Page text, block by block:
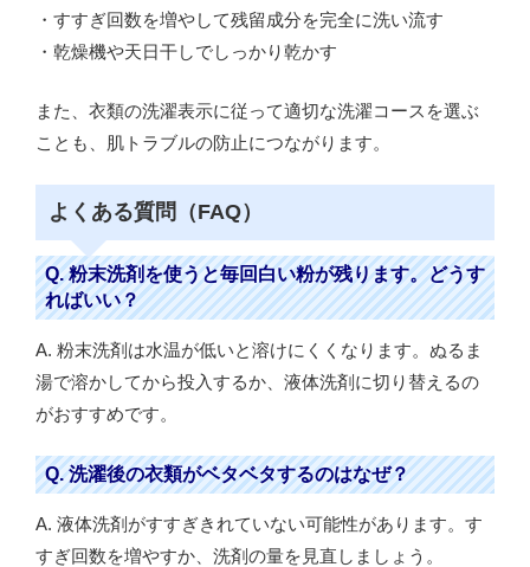
・すすぎ回数を増やして残留成分を完全に洗い流す
・乾燥機や天日干しでしっかり乾かす
また、衣類の洗濯表示に従って適切な洗濯コースを選ぶ
ことも、肌トラブルの防止につながります。
よくある質問（FAQ）
Q. 粉末洗剤を使うと毎回白い粉が残ります。どうす
ればいい？
A. 粉末洗剤は水温が低いと溶けにくくなります。ぬるま
湯で溶かしてから投入するか、液体洗剤に切り替えるの
がおすすめです。
Q. 洗濯後の衣類がベタベタするのはなぜ？
A. 液体洗剤がすすぎきれていない可能性があります。す
すぎ回数を増やすか、洗剤の量を見直しましょう。